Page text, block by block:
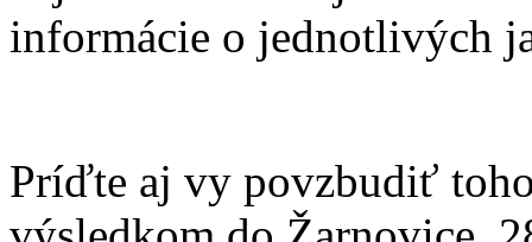
informácie o jednotlivých
Príďte aj vy povzbudiť